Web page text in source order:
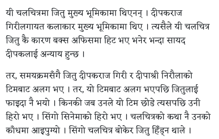
यी चलचित्रमा जितु मुख्य भूमिकामा थिएनन् । दीपकराज
गिरीलगायत कलाकार मुख्य भूमिकामा थिए । त्यसैले यी चलचित्र
जितु कै कारण बक्स अफिसमा हिट भए भनेर भन्दा सायद
दीपकलाई अन्याय हुन्छ ।
तर, समयक्रमसँगै जितु दीपकराज गिरी र दीपाश्री निरौलाको
टिमबाट अलग भए । तर, यो टिमबाट अलग भएपछि जितुलाई
फाइदा नै भयो । किनकी जब उनले यो टिम छोडे त्यसपछि उनी
हिरो भए । सिंगो सिनेमाको हिरो भए । चलचित्रको कथा नै उनको
काँधमा आइपुग्यो । सिंगो चलचित्र बोकेर जितु हिँड्न थाले ।